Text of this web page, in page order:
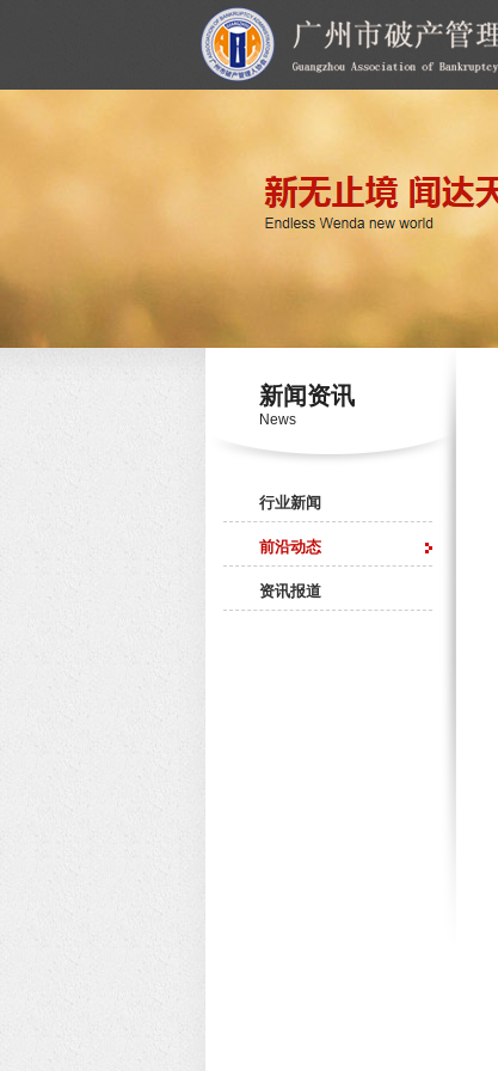
新闻资讯
News
行业新闻
前沿动态
资讯报道